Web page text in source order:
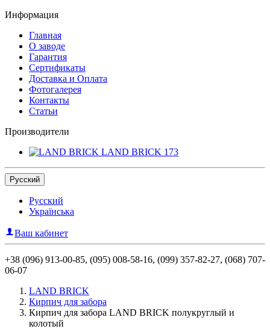
Информация
Главная
О заводе
Гарантия
Сертификаты
Доставка и Оплата
Фотогалерея
Контакты
Статьи
Производители
LAND BRICK 173
Русский
Русский
Українська
Ваш кабинет
+38 (096) 913-00-85, (095) 008-58-16, (099) 357-82-27, (068) 707-
06-07
LAND BRICK
Кирпич для забора
Кирпич для забора LAND BRICK полукруглый и
колотый